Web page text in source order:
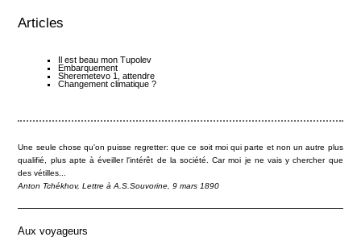
Articles
Il est beau mon Tupolev
Embarquement
Sheremetevo 1, attendre
Changement climatique ?
Une seule chose qu'on puisse regretter: que ce soit moi qui parte et non un autre plus
qualifié, plus apte à éveiller l'intérêt de la société. Car moi je ne vais y chercher que
des vétilles...
Anton Tchékhov, Lettre à A.S.Souvorine, 9 mars 1890
Aux voyageurs